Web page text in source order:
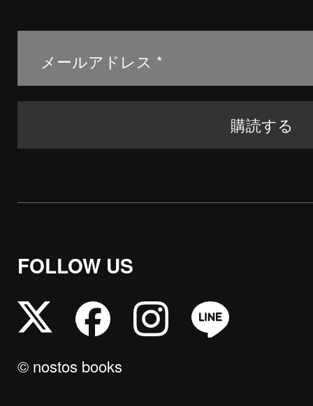
FOLLOW US
© nostos books